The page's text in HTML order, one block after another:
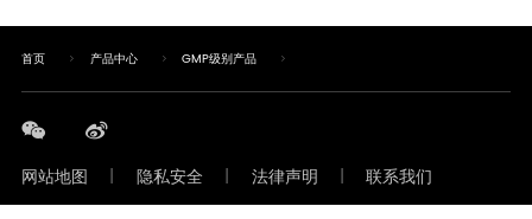
首页 产品中心 GMP级别产品
网站地图 | 隐私安全 | 法律声明 |
联系我们